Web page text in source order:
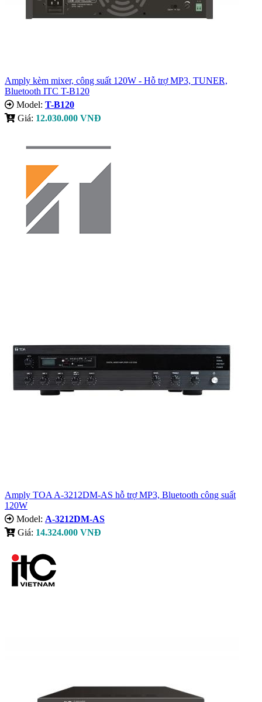
Amply kèm mixer, công suất 120W - Hỗ trợ MP3, TUNER,
Bluetooth ITC T-B120
Model: T-B120
Giá: 12.030.000 VNĐ
Amply TOA A-3212DM-AS hỗ trợ MP3, Bluetooth công suất
120W
Model: A-3212DM-AS
Giá: 14.324.000 VNĐ